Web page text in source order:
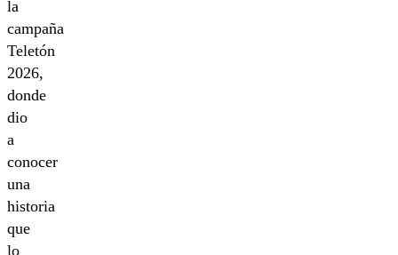
la
campaña
Teletón
2026,
donde
dio
a
conocer
una
historia
que
lo